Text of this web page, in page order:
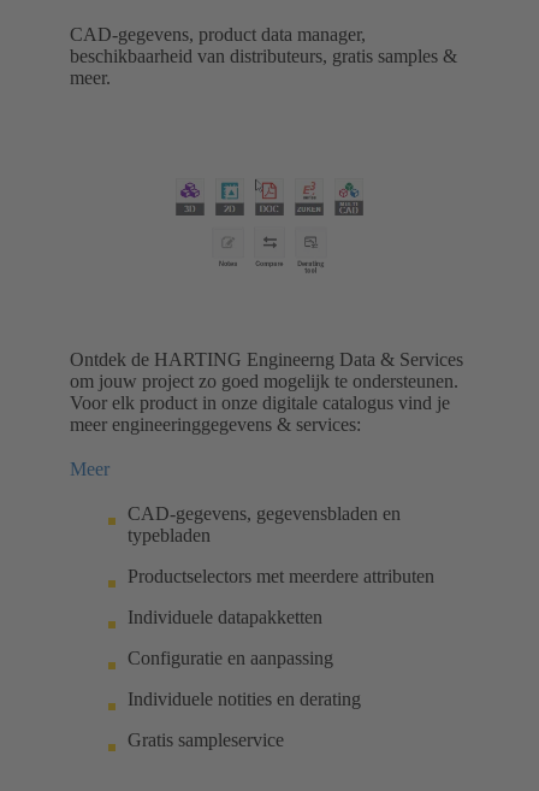
CAD-gegevens, product data manager,
beschikbaarheid van distributeurs, gratis samples &
meer.
Ontdek de HARTING Engineerng Data & Services
om jouw project zo goed mogelijk te ondersteunen.
Voor elk product in onze digitale catalogus vind je
meer engineeringgegevens & services:
Meer
CAD-gegevens, gegevensbladen en
typebladen
Productselectors met meerdere attributen
Individuele datapakketten
Configuratie en aanpassing
Individuele notities en derating
Gratis sampleservice